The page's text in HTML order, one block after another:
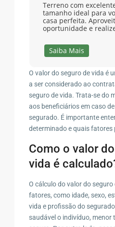
Terreno com
tamanho ideal para
casa perfeita.
oportunidade e
Saiba Mais
O valor do seguro de vida é
a ser considerado ao
seguro de vida. Trata-se do
aos beneficiários em caso
segurado. É importante
determinado e quais fatores
Como o valor
vida é
O cálculo do valor do
fatores, como idade, sexo,
vida e profissão do
saudável o indivíduo, menor